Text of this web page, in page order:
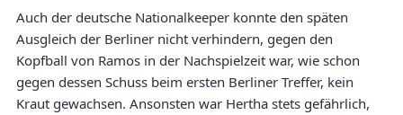
Auch der deutsche Nationalkeeper konnte den späten
Ausgleich der Berliner nicht verhindern, gegen den
Kopfball von Ramos in der Nachspielzeit war, wie schon
gegen dessen Schuss beim ersten Berliner Treffer, kein
Kraut gewachsen. Ansonsten war Hertha stets gefährlich,